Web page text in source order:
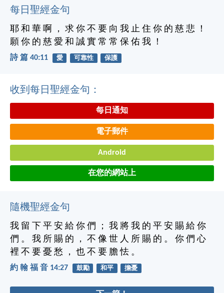
每日聖經金句
耶 和 華 啊 ， 求 你 不 要 向 我 止 住 你 的 慈 悲 ！
願 你 的 慈 愛 和 誠 實 常 常 保 佑 我 ！
詩 篇 40:11 愛 可靠性 保護
收到每日聖經金句：
每日通知
電子郵件
Android
在您的網站上
隨機聖經金句
我 留 下 平 安 給 你 們 ； 我 將 我 的 平 安 賜 給 你
們 。 我 所 賜 的 ， 不 像 世 人 所 賜 的 。 你 們 心
裡 不 要 憂 愁 ， 也 不 要 膽 怯 。
約 翰 福 音 14:27 鼓勵 和平 擔憂